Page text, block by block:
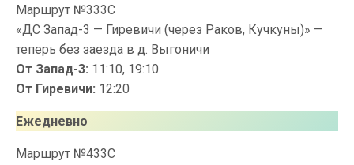
Маршрут №333С
«ДС Запад-3 — Гиревичи (через Раков, Кучкуны)» —
теперь без заезда в д. Выгоничи
От Запад-3: 11:10, 19:10
От Гиревичи: 12:20
Ежедневно
Маршрут №433С